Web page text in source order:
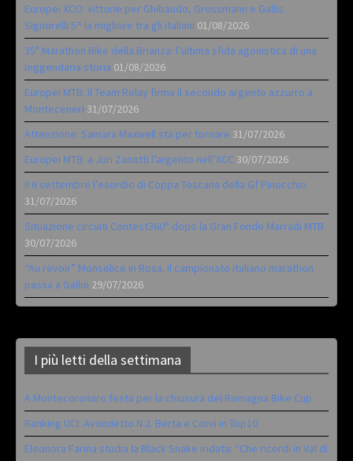
Europei XCO: vittorie per Ghibaudo, Grossmann e Gallis.
Signorelli 5^ la migliore tra gli italiani 01/08/2026
35ª Marathon Bike della Brianza: l’ultima sfida agonistica di una
leggendaria storia 01/08/2026
Europei MTB: il Team Relay firma il secondo argento azzurro a
Monteceneri 31/07/2026
Attenzione: Samara Maxwell sta per tornare 31/07/2026
Europei MTB: a Juri Zanotti l’argento nell’XCC 30/07/2026
Il 6 settembre l’esordio di Coppa Toscana della Gf Pinocchio
31/07/2026
Situazione circuiti Contest360° dopo la Gran Fondo Marradi MTB
30/07/2026
“Au revoir” Monselice in Rosa. Il campionato italiano marathon
passa a Gallio 29/07/2026
I più letti della settimana
A Montecoronaro festa per la chiusura del Romagna Bike Cup
Ranking UCI: Avondetto N.2. Berta e Corvi in Top10
Eleonora Farina studia la Black Snake iridata: “Che ricordi in Val di